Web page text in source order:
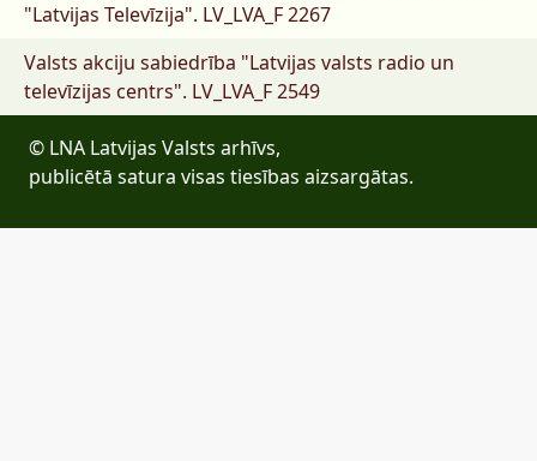
"Latvijas Televīzija". LV_LVA_F 2267
Valsts akciju sabiedrība "Latvijas valsts radio un
televīzijas centrs". LV_LVA_F 2549
© LNA Latvijas Valsts arhīvs,
publicētā satura visas tiesības aizsargātas.